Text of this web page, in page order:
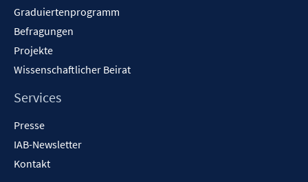
Graduiertenprogramm
Befragungen
Projekte
Wissenschaftlicher Beirat
Services
Presse
IAB-Newsletter
Kontakt